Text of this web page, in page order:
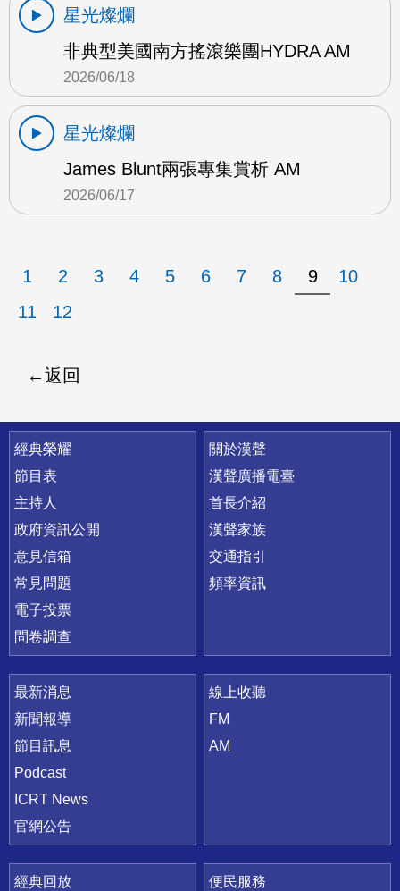
星光燦爛
非典型美國南方搖滾樂團HYDRA AM
2026/06/18
星光燦爛
James Blunt兩張專集賞析 AM
2026/06/17
1 2 3 4 5 6 7 8 9
10
11
12
返回
快速連結
經典榮耀
節目表
主持人
政府資訊公開
意見信箱
常見問題
電子投票
問卷調查
關於漢聲
漢聲廣播電臺
首長介紹
漢聲家族
交通指引
頻率資訊
最新消息
新聞報導
節目訊息
Podcast
ICRT News
官網公告
線上收聽
FM
AM
經典回放
便民服務